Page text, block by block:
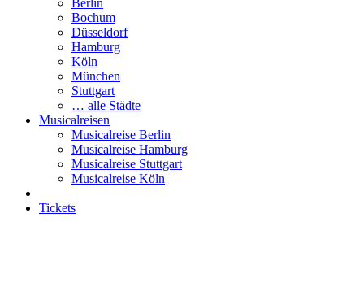
Berlin
Bochum
Düsseldorf
Hamburg
Köln
München
Stuttgart
… alle Städte
Musicalreisen
Musicalreise Berlin
Musicalreise Hamburg
Musicalreise Stuttgart
Musicalreise Köln
Tickets